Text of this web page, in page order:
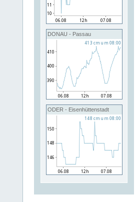
DONAU - Passau
ODER - Eisenhüttenstadt